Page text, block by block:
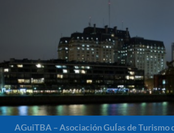
AGuiTBA – Asociación GuÍas de Turismo